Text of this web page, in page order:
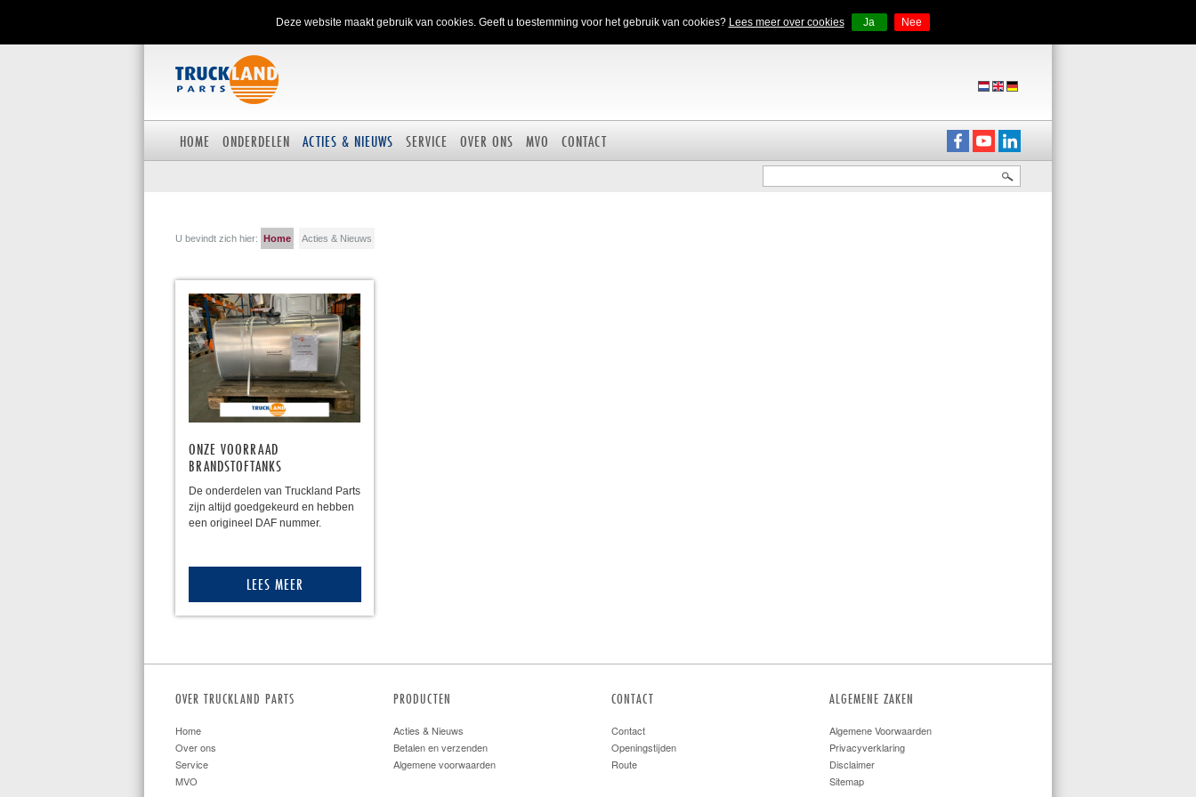
Deze website maakt gebruik van cookies. Geeft u toestemming voor het gebruik van cookies? Lees meer over cookies Ja Nee
HOME ONDERDELEN ACTIES & NIEUWS SERVICE OVER ONS MVO CONTACT
U bevindt zich hier: Home Acties & Nieuws
ONZE VOORRAAD
BRANDSTOFTANKS
De onderdelen van Truckland Parts
zijn altijd goedgekeurd en hebben
een origineel DAF nummer.
LEES MEER
OVER TRUCKLAND PARTS
Home
Over ons
Service
MVO
PRODUCTEN
Acties & Nieuws
Betalen en verzenden
Algemene voorwaarden
CONTACT
Contact
Openingstijden
Route
ALGEMENE ZAKEN
Algemene Voorwaarden
Privacyverklaring
Disclaimer
Sitemap